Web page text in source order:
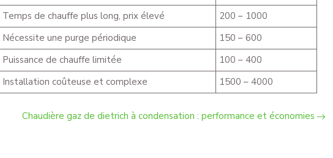
Temps de chauffe plus long, prix élevé
200 – 1000
Nécessite une purge périodique
150 – 600
Puissance de chauffe limitée
100 – 400
Installation coûteuse et complexe 1500 – 4000
Chaudière gaz de dietrich à condensation : performance et économies